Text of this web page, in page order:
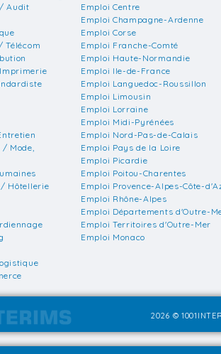
Audit
Télécom
Mode,
Hôtellerie
Emploi Centre
Emploi Champagne-Ardenne
Emploi Corse
Emploi Franche-Comté
Emploi Haute-Normandie
Emploi Ile-de-France
Emploi Languedoc-Roussillon
Emploi Limousin
Emploi Lorraine
Emploi Midi-Pyrénées
Emploi Nord-Pas-de-Calais
Emploi Pays de la Loire
Emploi Picardie
Emploi Poitou-Charentes
Emploi Provence-Alpes-Côte-
Emploi Rhône-Alpes
Emploi Départements d'Outre-
Emploi Territoires d'Outre-Mer
Emploi Monaco
2026 ©